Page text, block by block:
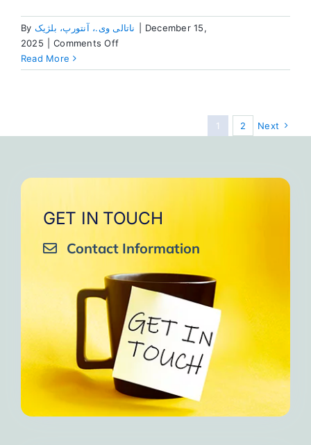
By ناتالی وی.، آنتورپ، بلژیک
December 15,
2025
Comments Offon
بسیار
Read More
1 2 Next
GET IN TOUCH
Contact Information